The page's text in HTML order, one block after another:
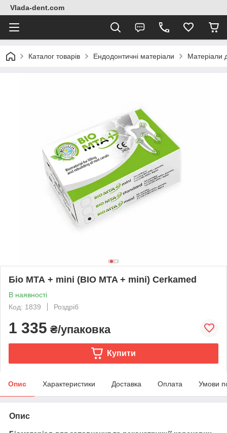
Vlada-dent.com
Каталог товарів Ендодонтичні матеріали Матеріали
Біо МТА + mini (BIO MTA + mini) Cerkamed
В наявності
Код: 1839
Роздріб
1 335 ₴/упаковка
Купити
Опис Характеристики Доставка Оплата Умови
Опис